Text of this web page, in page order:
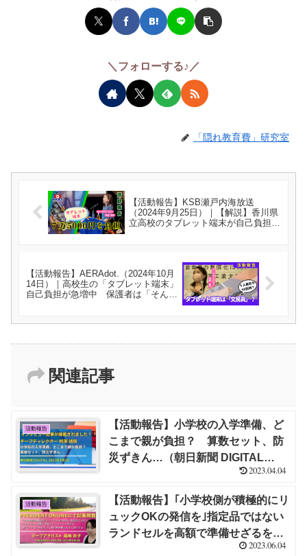
＼フォローする♪／
「隠れ教育費」研究室
【活動報告】KSB瀬戸内海放送
（2024年9月25日）｜【解説】香川県
立高校のタブレット端末が自己負担
【活動報告】AERAdot.（2024年10月
14日）｜高校生の「タブレット端末」
自己負担が急増中 保護者は「そんな
ュース【福嶋 尚子】
関連記事
活動報告
【活動報告】小学校の入学準備、ど
こまで親が負担？ 算数セット、防
災ずきん…（朝日新聞 DIGITAL
2023年4月2日）にてインタビュー記
2023.04.04
活動報告
【活動報告】｢小学校側が積極的にリ
ュックOKの発信を｣指定品ではない
ランドセルを高額で準備せざるをえ
ない理不尽 脱｢ランドセルありき｣
2023.06.04